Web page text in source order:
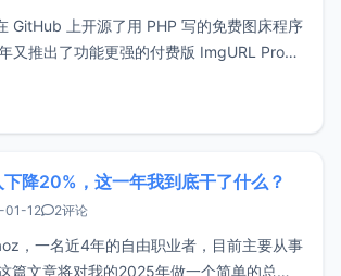
GitHub 上开源了用 PHP 写的免费图床程序
又推出了功能更强的付费版 ImgURL Pro。
暴涨，老架构渐渐力不从心。于是，我们在
重写了整个系统—
降20%，这一年我到底干了什么？
01-12 2评论
，一名近4年的自由职业者，目前主要从事
篇文章将对我的2025年做一个简单的总